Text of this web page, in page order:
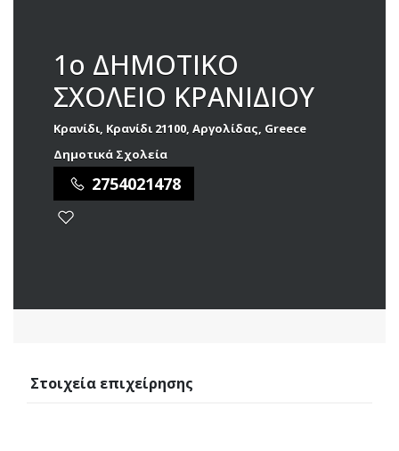
1ο ΔΗΜΟΤΙΚΟ
ΣΧΟΛΕΙΟ ΚΡΑΝΙΔΙΟΥ
Κρανίδι, Κρανίδι 21100, Αργολίδας, Greece
Δημοτικά Σχολεία
2754021478
Στοιχεία επιχείρησης